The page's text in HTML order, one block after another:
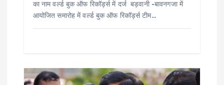
का नाम वर्ल्ड बुक ऑफ रिकॉर्ड्स में दर्ज बड़वानी -बावनगजा में
आयोजित समारोह में वर्ल्ड बुक ऑफ रिकॉर्ड्स टीम…